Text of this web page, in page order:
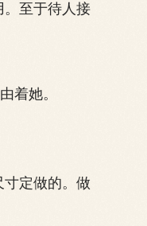
至于待人接
着她。
定做的。做